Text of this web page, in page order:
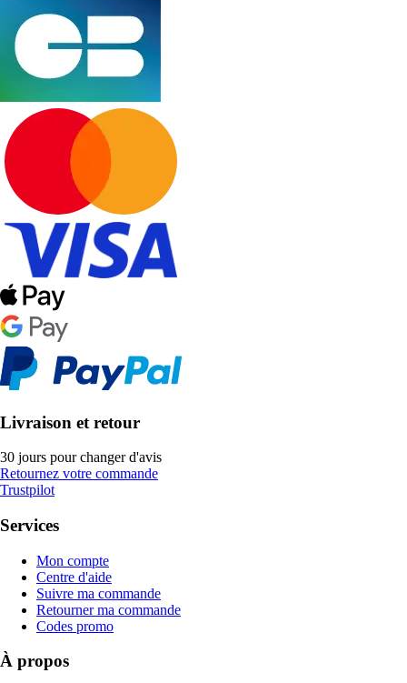
Livraison et retour
30 jours pour changer d'avis
Retournez votre commande
Trustpilot
Services
Mon compte
Centre d'aide
Suivre ma commande
Retourner ma commande
Codes promo
À propos